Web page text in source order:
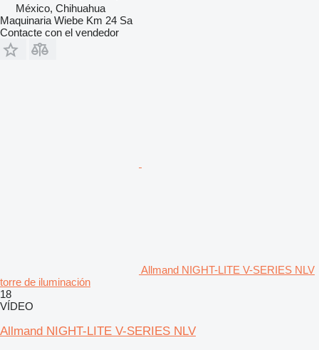
México, Chihuahua
Maquinaria Wiebe Km 24 Sa
Contacte con el vendedor
Allmand NIGHT-LITE V-SERIES NLV
torre de iluminación
18
VÍDEO
Allmand NIGHT-LITE V-SERIES NLV